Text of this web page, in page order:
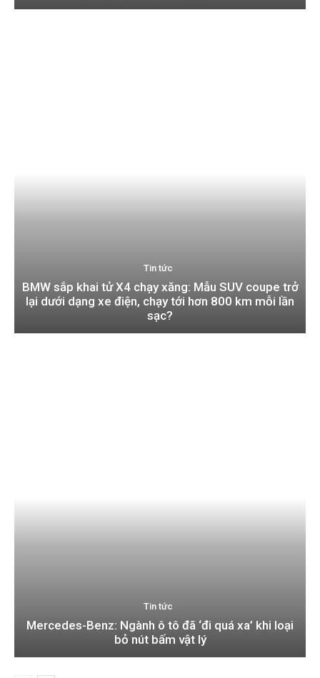
Tin tức
BMW sắp khai tử X4 chạy xăng: Mẫu SUV coupe trở
lại dưới dạng xe điện, chạy tới hơn 800 km mỗi lần
sạc?
Tin tức
Mercedes-Benz: Ngành ô tô đã ‘đi quá xa’ khi loại
bỏ nút bấm vật lý